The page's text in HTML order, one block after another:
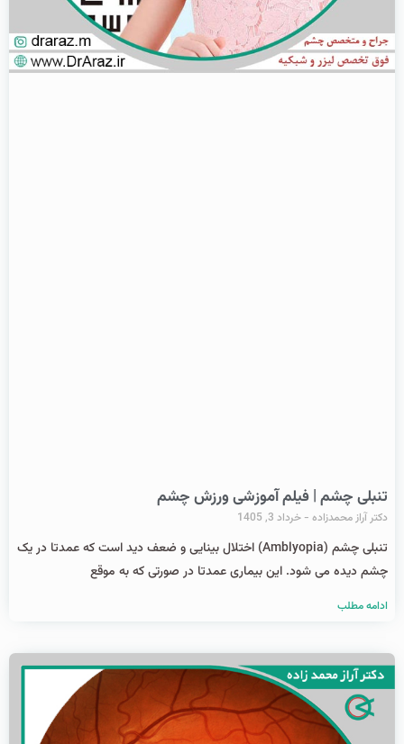
تنبلی چشم | فیلم آموزشی ورزش چشم
دکتر آراز محمدزاده خرداد 3, 1405
تنبلی چشم (Amblyopia) اختلال بینایی و ضعف دید است که عمدتا در یک
چشم دیده می شود. این بیماری عمدتا در صورتی که به موقع
ادامه مطلب